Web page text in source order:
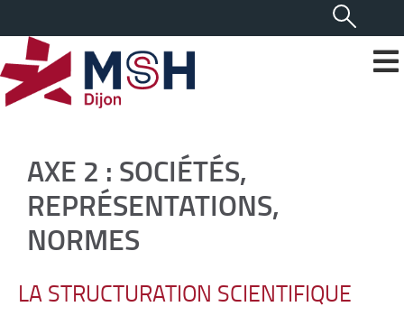
AXE 2 : SOCIÉTÉS,
REPRÉSENTATIONS,
NORMES
LA STRUCTURATION SCIENTIFIQUE